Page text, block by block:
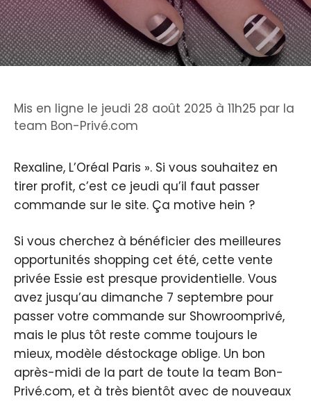
Mis en ligne le jeudi 28 août 2025 à 11h25 par la
team Bon-Privé.com
Rexaline, L’Oréal Paris ». Si vous souhaitez en
tirer profit, c’est ce jeudi qu’il faut passer
commande sur le site. Ça motive hein ?
Si vous cherchez à bénéficier des meilleures
opportunités shopping cet été, cette vente
privée Essie est presque providentielle. Vous
avez jusqu’au dimanche 7 septembre pour
passer votre commande sur Showroomprivé,
mais le plus tôt reste comme toujours le
mieux, modèle déstockage oblige. Un bon
après-midi de la part de toute la team Bon-
Privé.com, et à très bientôt avec de nouveaux